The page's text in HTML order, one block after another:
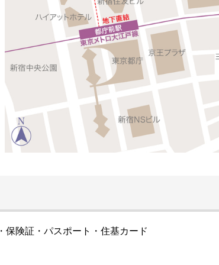
保険証・パスポート・住基カード